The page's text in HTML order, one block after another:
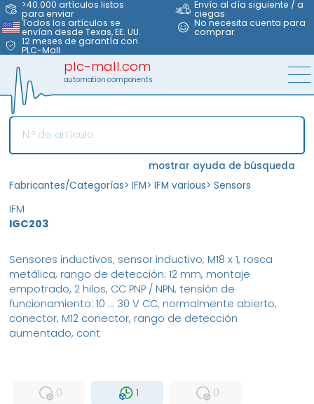
>40.000 artículos listos
para enviar
Envío al día siguiente / a
ciegas
Todos los artículos se
envían desde Texas, EE. UU.
No necesita cuenta para
comprar
12 meses de garantía con
PLC-Mall
plc-mall.com
automation components
mostrar ayuda de búsqueda
Fabricantes/Categorías> IFM> IFM various> Sensors
IFM
IGC203
0
1
0
Sensores inductivos, sensor inductivo, M18 x 1, rosca
metálica, rango de detección: 12 mm, montaje
empotrado, 2 hilos, CC PNP / NPN, tensión de
funcionamiento: 10 ... 30 V CC, normalmente abierto,
conector, M12 conector, rango de detección
aumentado, cont